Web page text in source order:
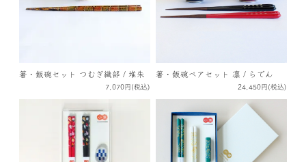
箸・飯碗セット つむぎ織部 / 堆朱
7,070円(税込)
箸・飯碗ペアセット 凛 / らでん
24,450円(税込)